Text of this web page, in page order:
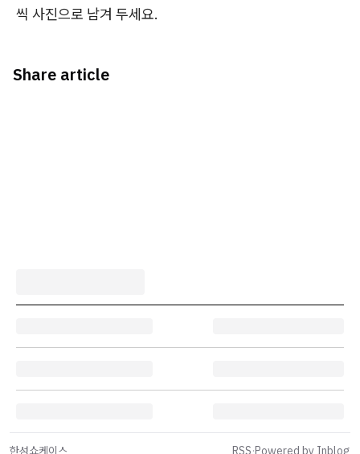
씩 사진으로 남겨 두세요.
Share article
한성쇼케이스 RSS·Powered by Inblog